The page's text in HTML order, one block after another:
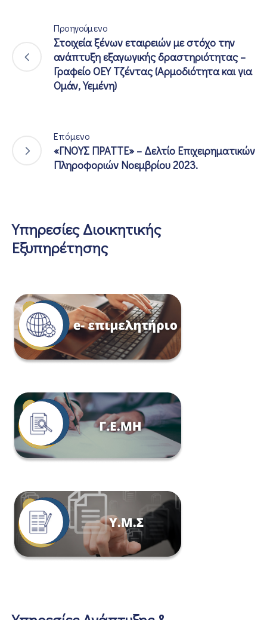
Προηγούμενο
Στοιχεία ξένων εταιρειών με στόχο την
ανάπτυξη εξαγωγικής δραστηριότητας –
Γραφείο ΟΕΥ Τζέντας (Αρμοδιότητα και για
Ομάν, Υεμένη)
Επόμενο
«ΓΝΟΥΣ ΠΡΑΤΤΕ» – Δελτίο Επιχειρηματικών
Πληροφοριών Νοεμβρίου 2023.
Υπηρεσίες Διοικητικής
Εξυπηρέτησης